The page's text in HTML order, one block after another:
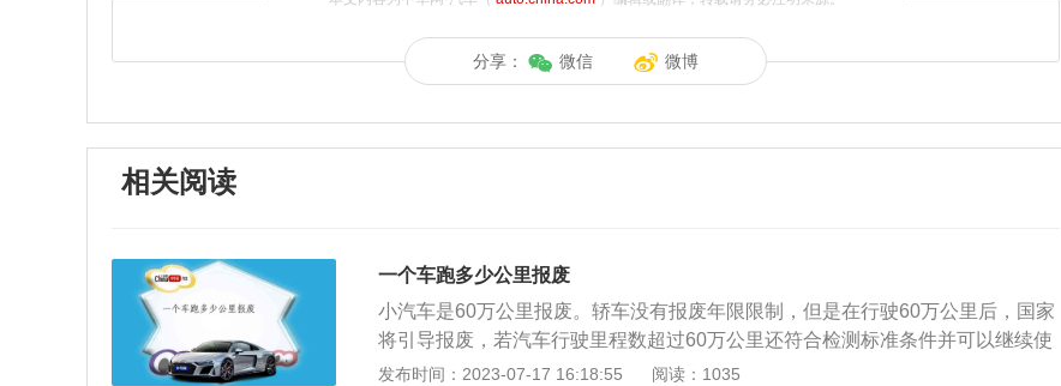
分享： 微信 微博
相关阅读
一个车跑多少公里报废
小汽车是60万公里报废。轿车没有报废年限限制，但是在行驶60万公里后，国家
将引导报废，若汽车行驶里程数超过60万公里还符合检测标准条件并可以继续使
用，则需要一年上线年检4次，检验不合格的将实行强制报废制度。根据《机动
发布时间：2023-07-17 16:18:55 阅读：1035